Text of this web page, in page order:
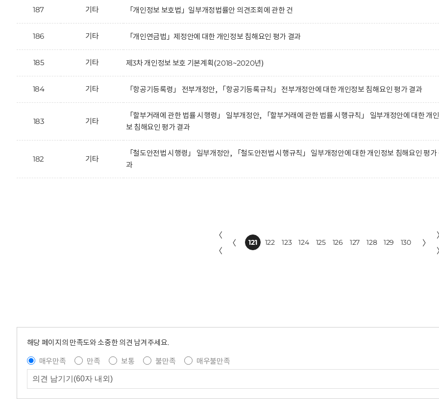
187 기타 「개인정보 보호법」일부개정법률안 의견조회에 관한 건
186 기타 「개인연금법」제정안에 대한 개인정보 침해요인 평가 결과
185 기타 제3차 개인정보 보호 기본계획(2018~2020년)
184 기타 「항공기등록령」 전부개정안, 「항공기등록규칙」 전부개정안에 대한 개인정보 침해요인 평가 결과
183 기타
「할부거래에 관한 법률 시행령」 일부개정안, 「할부거래에 관한 법률 시행규칙」 일부개정안에 대한 개
보 침해요인 평가 결과
182 기타
「철도안전법 시행령」 일부개정안, 「철도안전법 시행규칙」 일부개정안에 대한 개인정보 침해요인 평가
과
〈
〈
〈 121 122 123 124 125 126 127 128 129 130 〉
해당 페이지의 만족도와 소중한 의견 남겨주세요.
매우만족
만족 보통 불만족
매우불만족